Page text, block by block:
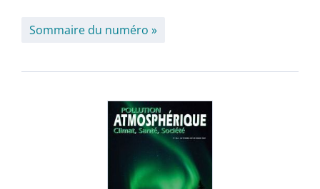
Sommaire du numéro